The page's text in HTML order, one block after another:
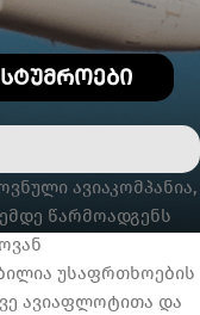
ავიაკომპანია,
წარმოადგენს
უსაფრთხოების
ავიაფლოტითა და